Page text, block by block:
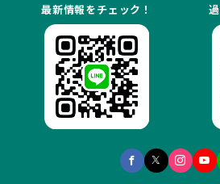
最新情報をチェック！